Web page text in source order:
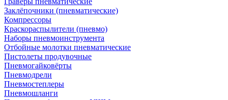
Заклёпочники (пневматические)
Компрессоры
Краскораспылители (пневмо)
Наборы пневмоинструмента
Отбойные молотки пневматические
Пистолеты продувочные
Пневмогайковёрты
Пневмодрели
Пневмостеплеры
Пневмошланги